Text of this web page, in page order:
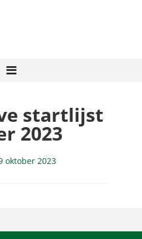
startlijst
2023
oktober 2023